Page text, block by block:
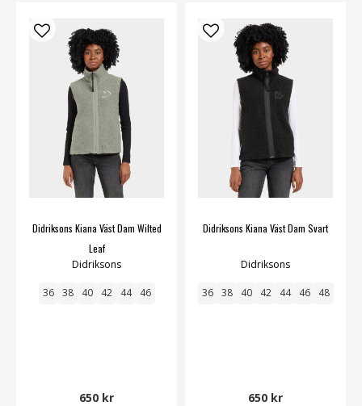
Didriksons Kiana Väst Dam Wilted
Leaf
Didriksons
36 38 40 42 44 46
650 kr
Didriksons Kiana Väst Dam Svart
Didriksons
36 38 40 42 44 46 48
650 kr